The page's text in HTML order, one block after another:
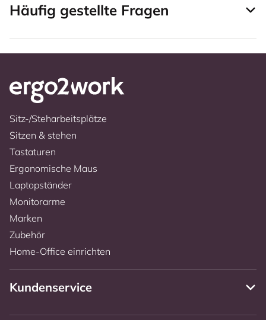
Häufig gestellte Fragen
Sitz-/Steharbeitsplätze
Sitzen & stehen
Tastaturen
Ergonomische Maus
Laptopständer
Monitorarme
Marken
Zubehör
Home-Office einrichten
Kundenservice